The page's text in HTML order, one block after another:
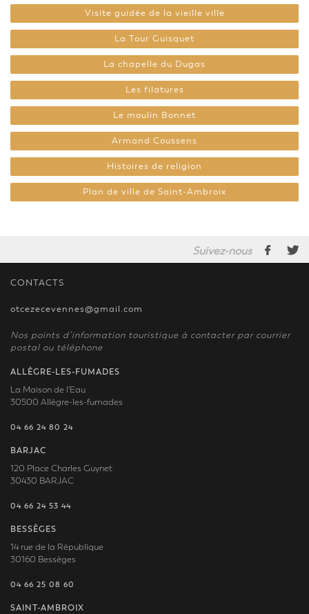
Visite guidée de la vieille ville
La Tour Guisquet
La chapelle du Dugas
Les filatures
Le moulin Bonnet
Armand Coussens
Histoires de religion
Plan de ville de Saint-Ambroix
Suivez-nous
CONTACTS
otcezecevennes@gmail.com
Nos points d’information touristique à contacter par courrier
postal ou téléphone
ALLÈGRE-LES-FUMADES
La Maison de l'Eau
30500 Allègre-les-fumades
04 66 24 80 24
BARJAC
120 Place Charles Guynet
30430 BARJAC
04 66 24 53 44
BESSÈGES
14 rue de la République
30160 Bessèges
04 66 25 08 60
SAINT-AMBROIX